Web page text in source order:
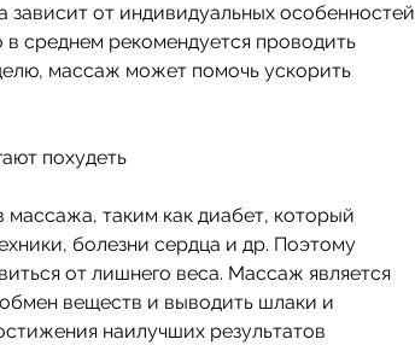
зависит от индивидуальных особенностей
в среднем рекомендуется проводить
массаж может помочь ускорить
похудеть
массажа, таким как диабет, который
болезни сердца и др. Поэтому
от лишнего веса. Массаж является
веществ и выводить шлаки и
наилучших результатов